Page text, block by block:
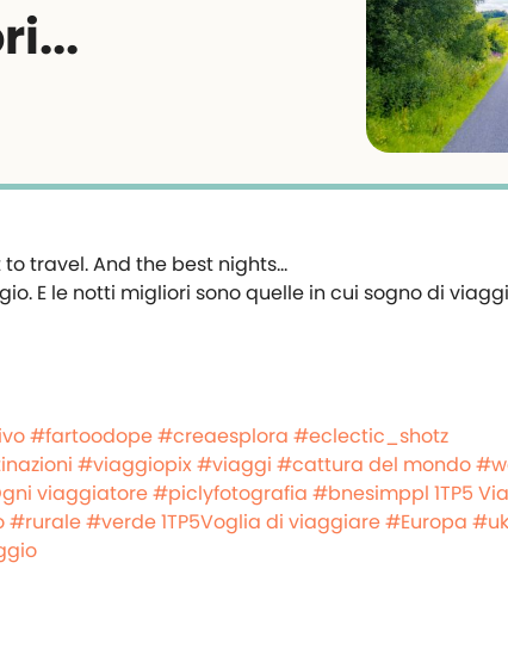
E le notti migliori sono quelle in cui sogno di
#fartoodope#creaesplora #eclectic_shotz
#viaggiopix#viaggi #cattura del mondo
viaggiatore#piclyfotografia #bnesimppl 1TP5
#rurale#verde1TP5Voglia di viaggiare#Europa #uk